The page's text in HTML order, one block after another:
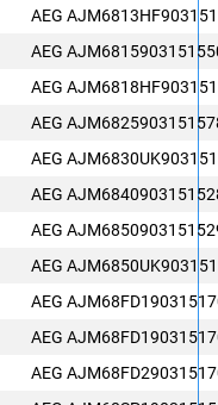
AEG
AEG
AEG
AEG
AEG
AEG
AEG
AEG
AEG
AEG
AEG